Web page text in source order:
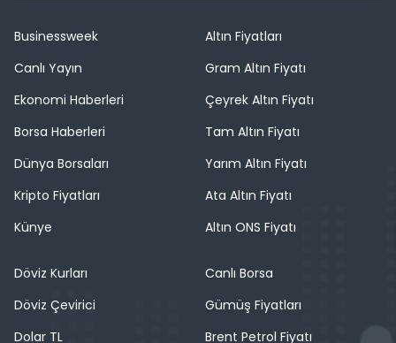
Businessweek
Canlı Yayın
Ekonomi Haberleri
Borsa Haberleri
Dünya Borsaları
Kripto Fiyatları
Künye
Altın Fiyatları
Gram Altın Fiyatı
Çeyrek Altın Fiyatı
Tam Altın Fiyatı
Yarım Altın Fiyatı
Ata Altın Fiyatı
Altın ONS Fiyatı
Döviz Kurları
Döviz Çevirici
Dolar TL
Canlı Borsa
Gümüş Fiyatları
Brent Petrol Fiyatı